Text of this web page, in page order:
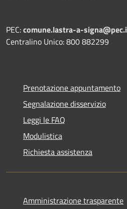
PEC:comune.lastra-a-
Centralino Unico: 800 882299
Prenotazione appuntamento
Segnalazione disservizio
Leggi le FAQ
Modulistica
Richiesta assistenza
Amministrazione trasparente